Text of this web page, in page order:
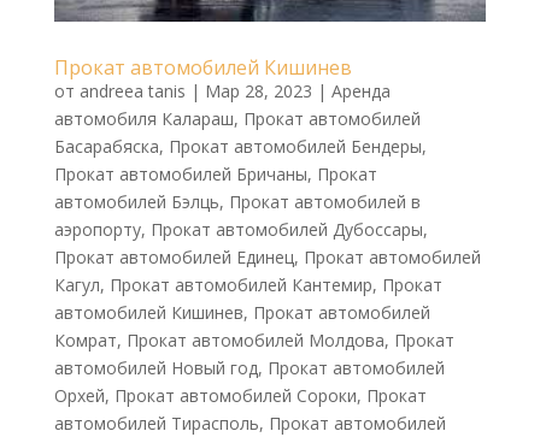
Прокат автомобилей Кишинев
от andreea tanis | Мар 28, 2023 | Аренда
автомобиля Калараш, Прокат автомобилей
Басарабяска, Прокат автомобилей Бендеры,
Прокат автомобилей Бричаны, Прокат
автомобилей Бэлць, Прокат автомобилей в
аэропорту, Прокат автомобилей Дубоссары,
Прокат автомобилей Единец, Прокат автомобилей
Кагул, Прокат автомобилей Кантемир, Прокат
автомобилей Кишинев, Прокат автомобилей
Комрат, Прокат автомобилей Молдова, Прокат
автомобилей Новый год, Прокат автомобилей
Орхей, Прокат автомобилей Сороки, Прокат
автомобилей Тирасполь, Прокат автомобилей